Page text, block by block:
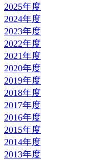
2025年度
2024年度
2023年度
2022年度
2021年度
2020年度
2019年度
2018年度
2017年度
2016年度
2015年度
2014年度
2013年度